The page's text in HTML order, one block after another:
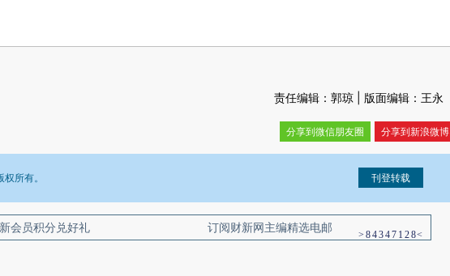
责任编辑：郭琼 | 版面编辑：王永
分享到新浪微博
分享到微信朋友圈
所有。
载请点击右侧按钮，提交相关信息。经确认即可刊登转载。
会员积分兑好礼 订阅财新网主编精选电邮